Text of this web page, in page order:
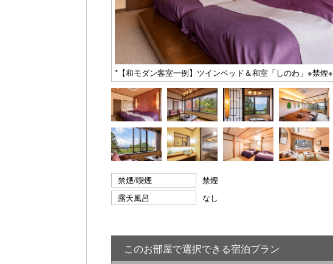
*【和モダン客室一例】ツインベッド＆和室「しのわ」※禁煙※
禁煙/喫煙 禁煙
露天風呂
なし
このお部屋で選択できる宿泊プラン